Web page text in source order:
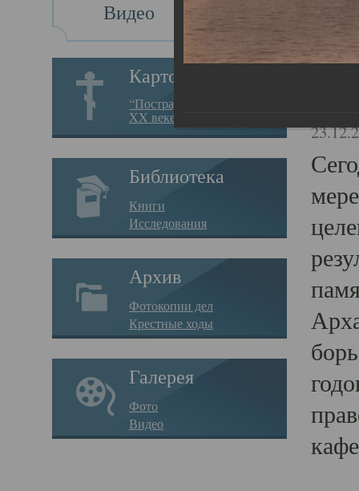
Видео
Картотека
“Пострадавшие за веру в
XX веке на Севере”
Библиотека
Книги
Исследования
Архив
Фотокопии дел
Крестные ходы
Галерея
Фото
Видео